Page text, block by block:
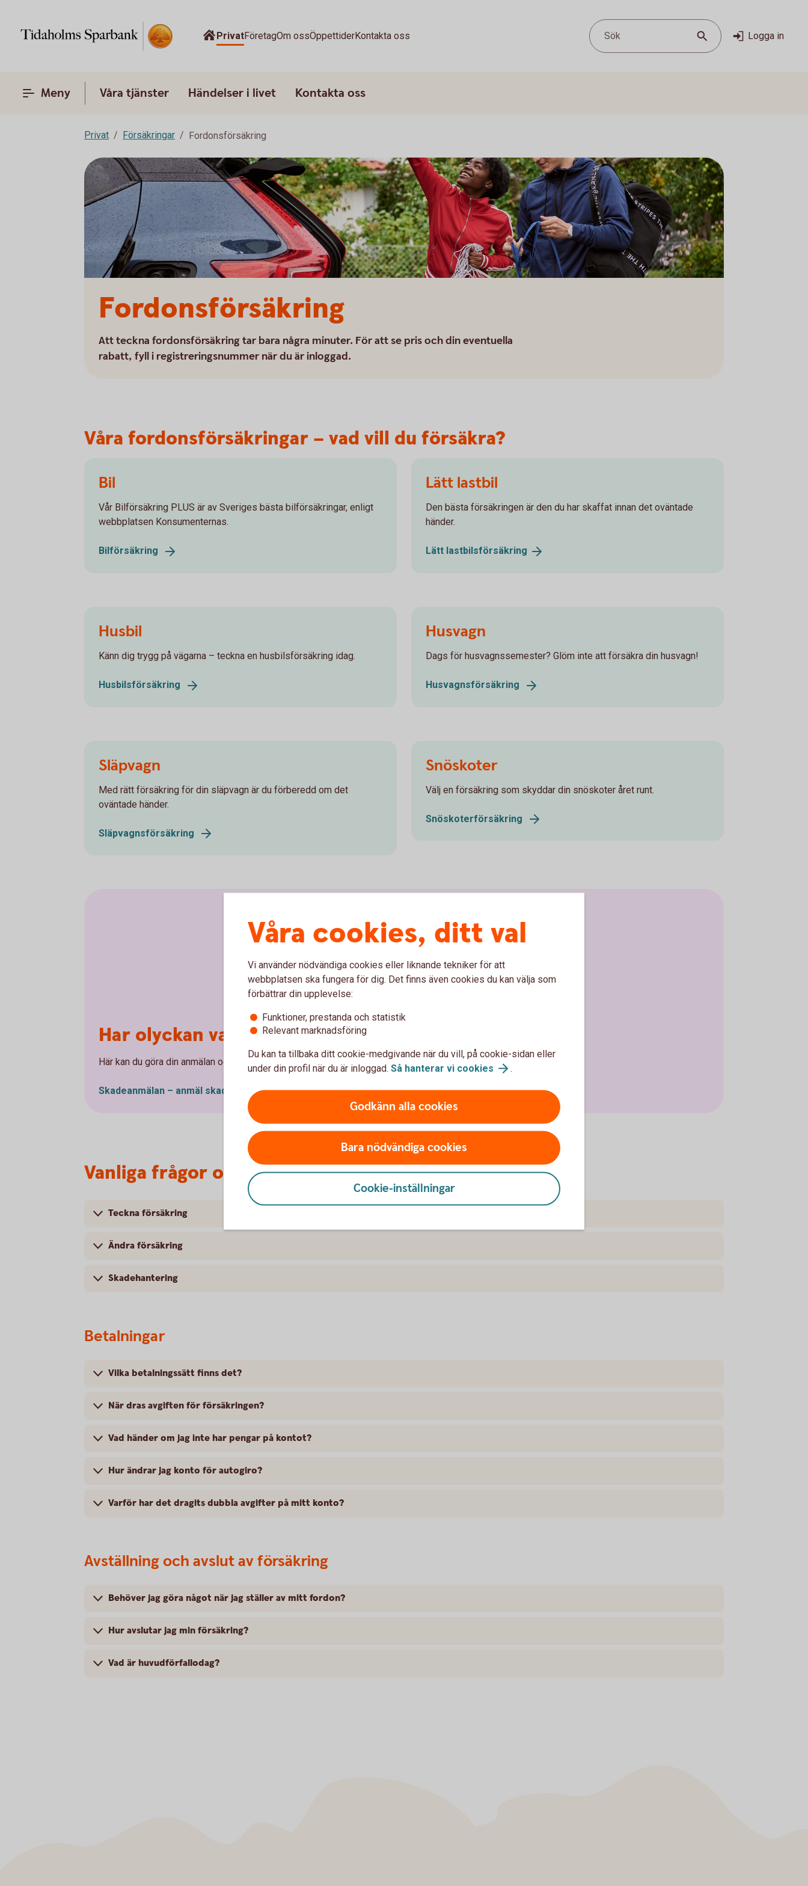
PrivatFöretagOm ossÖppettiderKontakta oss Sök Logga in
Meny Våra tjänster Händelser i livet Kontakta oss
Privat Försäkringar Fordonsförsäkring
Fordonsförsäkring
Att teckna fordonsförsäkring tar bara några minuter. För att se pris och din eventuella
rabatt, fyll i registreringsnummer när du är inloggad.
Våra fordonsförsäkringar – vad vill du försäkra?
Bil
Vår Bilförsäkring PLUS är av Sveriges bästa bilförsäkringar, enligt
webbplatsen Konsumenternas.
Bilförsäkring
Lätt lastbil
Den bästa försäkringen är den du har skaffat innan det oväntade
händer.
Lätt lastbilsförsäkring
Husbil
Känn dig trygg på vägarna – teckna en husbilsförsäkring idag.
Husbilsförsäkring
Husvagn
Dags för husvagnssemester? Glöm inte att försäkra din husvagn!
Husvagnsförsäkring
Släpvagn
Med rätt försäkring för din släpvagn är du förberedd om det
oväntade händer.
Släpvagnsförsäkring
Snöskoter
Välj en försäkring som skyddar din snöskoter året runt.
Snöskoterförsäkring
Anmäl skada
Har olyckan varit framme?
Här kan du göra din anmälan och ansöka om ersättning.
Skadeanmälan – anmäl skada
Vanliga frågor om fordonsförsäkring
Teckna försäkring
Ändra försäkring
Skadehantering
Betalningar
Vilka betalningssätt finns det?
När dras avgiften för försäkringen?
Vad händer om jag inte har pengar på kontot?
Hur ändrar jag konto för autogiro?
Varför har det dragits dubbla avgifter på mitt konto?
Avställning och avslut av försäkring
Behöver jag göra något när jag ställer av mitt fordon?
Hur avslutar jag min försäkring?
Vad är huvudförfallodag?
Våra cookies, ditt val
Vi använder nödvändiga cookies eller liknande tekniker för att
webbplatsen ska fungera för dig. Det finns även cookies du kan välja som
förbättrar din upplevelse:
Funktioner, prestanda och statistik
Relevant marknadsföring
Du kan ta tillbaka ditt cookie-medgivande när du vill, på cookie-sidan eller
under din profil när du är inloggad. Så hanterar vi cookies .
Godkänn alla cookies
Bara nödvändiga cookies
Cookie-inställningar